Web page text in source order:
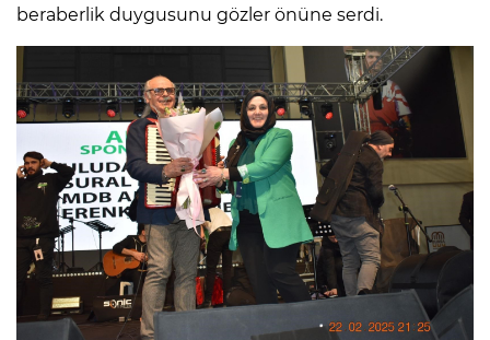
beraberlik duygusunu gözler önüne serdi.